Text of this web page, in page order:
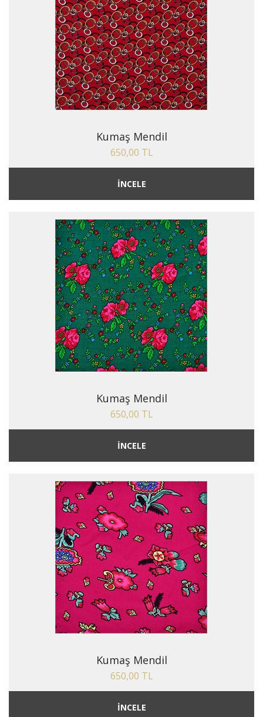
Kumaş Mendil
650,00 TL
İNCELE
Kumaş Mendil
650,00 TL
İNCELE
Kumaş Mendil
650,00 TL
İNCELE